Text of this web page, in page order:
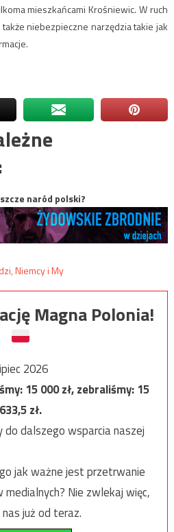
mieszkańcami Krośniewic. W ruch
niebezpieczne narzędzia takie jak
naród polski?
Magna Polonia!
2026
15 000zł, zebraliśmy:15
633,5zł.
do dalszego wsparcia naszej
jak ważne jest przetrwanie
Nie zwlekaj więc,
już od teraz.